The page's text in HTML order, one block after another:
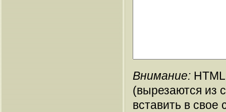
Внимание:
(вырезаются из
вставить в